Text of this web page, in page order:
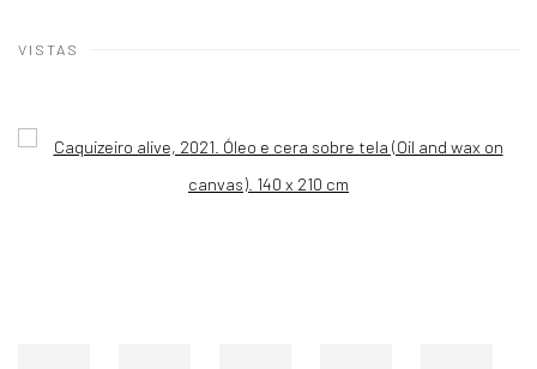
VISTAS
Open a larger version of the following image in a popup: